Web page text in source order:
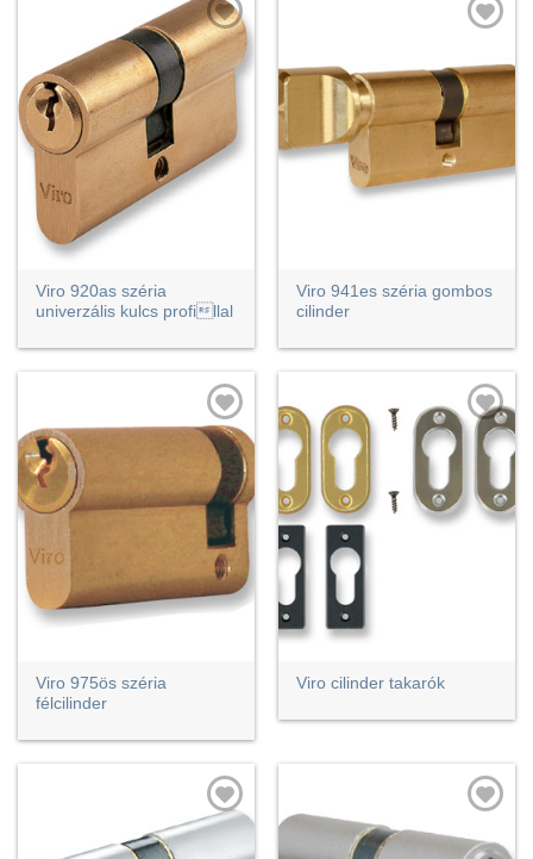
Viro 920as széria
univerzális kulcs profillal
Viro 941es széria gombos
cilinder
Viro 975ös széria
félcilinder
Viro cilinder takarók